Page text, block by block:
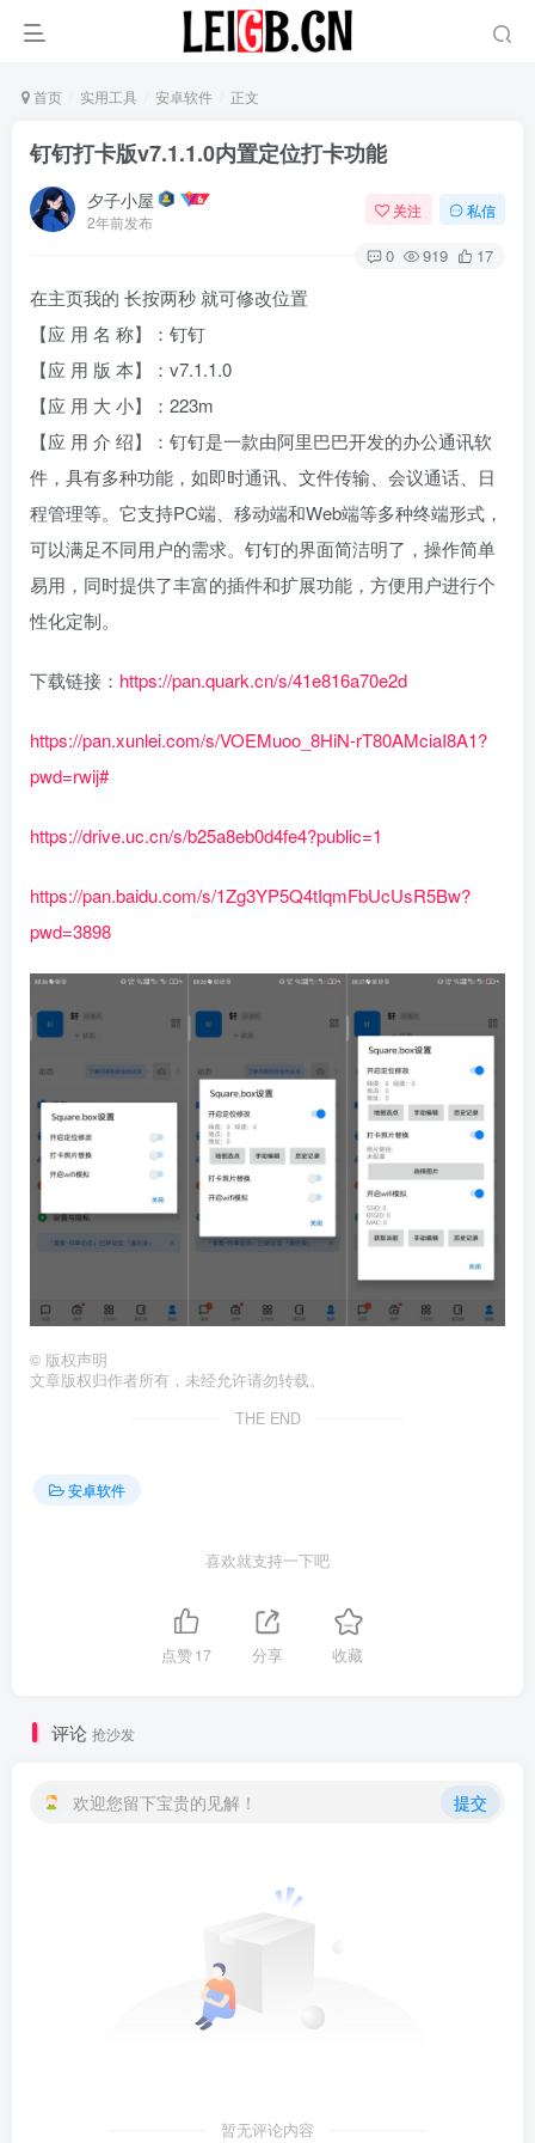
首页 实用工具 安卓软件 正文
钉钉打卡版v7.1.1.0内置定位打卡功能
夕子小屋
2年前发布
关注 私信
0 919 17
在主页我的 长按两秒 就可修改位置
【应 用 名 称】：钉钉
【应 用 版 本】：v7.1.1.0
【应 用 大 小】：223m
【应 用 介 绍】：钉钉是一款由阿里巴巴开发的办公通讯软
件，具有多种功能，如即时通讯、文件传输、会议通话、日
程管理等。它支持PC端、移动端和Web端等多种终端形式，
可以满足不同用户的需求。钉钉的界面简洁明了，操作简单
易用，同时提供了丰富的插件和扩展功能，方便用户进行个
性化定制。
下载链接： https://pan.quark.cn/s/41e816a70e2d
https://pan.xunlei.com/s/VOEMuoo_8HiN-rT80AMciaI8A1?
pwd=rwij#
https://drive.uc.cn/s/b25a8eb0d4fe4?public=1
https://pan.baidu.com/s/1Zg3YP5Q4tIqmFbUcUsR5Bw?
pwd=3898
© 版权声明
文章版权归作者所有，未经允许请勿转载。
THE END
安卓软件
喜欢就支持一下吧
点赞17 分享 收藏
评论 抢沙发
欢迎您留下宝贵的见解！ 提交
暂无评论内容